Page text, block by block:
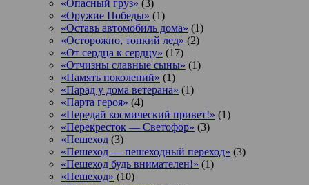
«Опасный груз» (3)
«Оружие Победы» (1)
«Оставь автомобиль дома» (1)
«Осторожно, тонкий лед» (2)
«От сердца к сердцу» (17)
«Отчизны славные сыны» (1)
«Память поколений» (1)
«Парад у дома ветерана» (1)
«Парта героя» (4)
«Передай космический привет!» (1)
«Перекресток — Светофор» (3)
«Пешеход (3)
«Пешеход — пешеходный переход» (3)
«Пешеход будь внимателен!» (1)
«Пешеход» (10)